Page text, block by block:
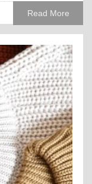
Read More